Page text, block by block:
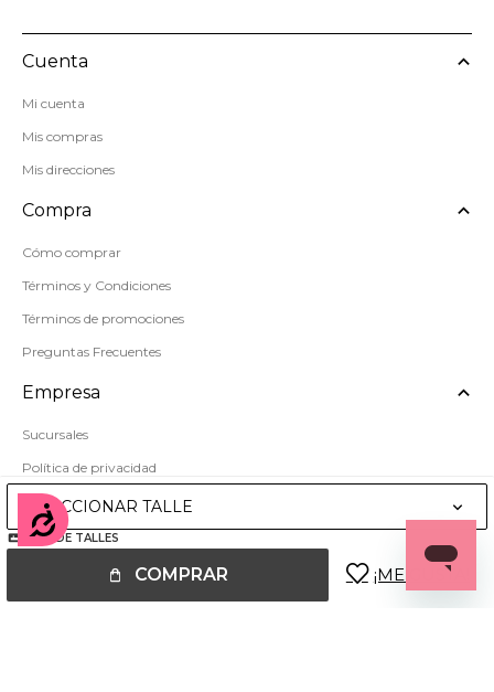
Accesibilidad
SELECCIONAR TALLE
GUÍA DE TALLES
COMPRAR
Cuenta
Mi cuenta
Mis compras
Mis direcciones
Compra
Cómo comprar
Términos y Condiciones
Términos de promociones
Preguntas Frecuentes
Empresa
Sucursales
Política de privacidad
Mapa del sitio